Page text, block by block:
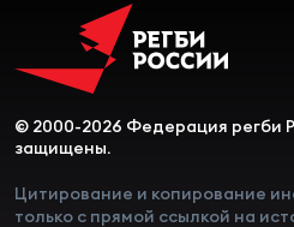
© 2000-2026 Федерация регби
защищены.
Цитирование и копирование
только с прямой ссылкой на